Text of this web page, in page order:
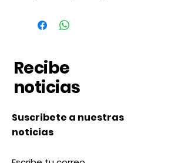
Recibe
noticias
Suscribete a nuestras
noticias